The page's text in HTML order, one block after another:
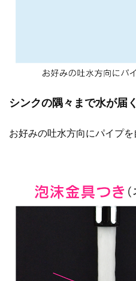
シンクの隅々まで水が届く
お好みの吐水方向にパイプを